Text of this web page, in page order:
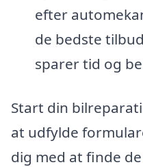
efter
de bedste
sparer tid og
Start din
at udfylde
dig med at finde